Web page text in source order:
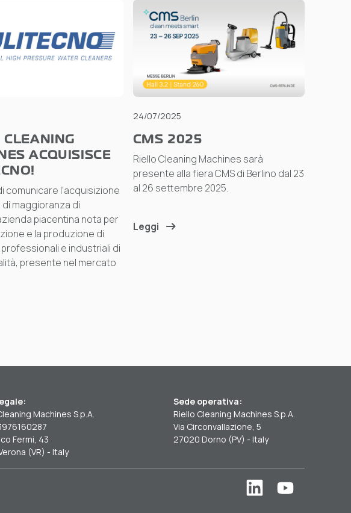
CLEANING
ACQUISISCE
comunicare l’acquisizione
maggioranza di
piacentina nota per
e la produzione di
e industriali di
presente nel mercato
24/07/2025
CMS 2025
Riello Cleaning Machines sarà
presente alla fiera CMS di Berlino dal 23
al 26 settembre 2025.
Leggi
Machines S.p.A.
Fermi, 43
(VR) - Italy
Sede operativa:
Riello Cleaning Machines S.p.A.
Via Circonvallazione, 5
27020 Dorno (PV) - Italy